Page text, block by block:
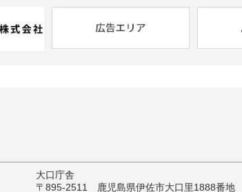
大口庁舎
〒895-2511 鹿児島県伊佐市大口里1888番地